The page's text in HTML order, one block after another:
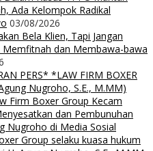
Ada Kelompok Radikal
03/08/2026
Bela Klien, Tapi Jangan
Memfitnah dan Membawa-bawa
PERS* *LAW FIRM BOXER
Nugroho, S.E., M.MM)
Firm Boxer Group Kecam
dan Pembunuhan
Nugroho di Media Sosial
Group selaku kuasa hukum